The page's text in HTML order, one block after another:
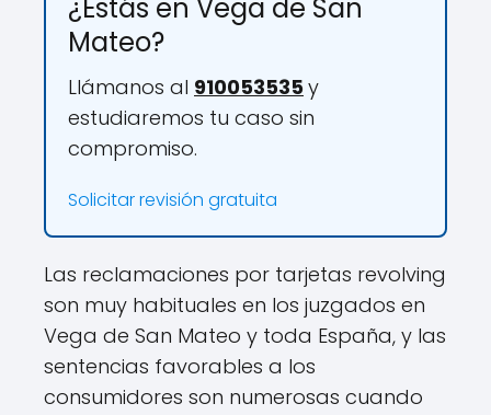
¿Estás en Vega de San
Mateo?
Llámanos al 910053535y
estudiaremos tu caso sin
compromiso.
Solicitar revisión gratuita
Las reclamaciones por tarjetas revolving
son muy habituales en los juzgados en
Vega de San Mateo y toda España, y las
sentencias favorables a los
consumidores son numerosas cuando